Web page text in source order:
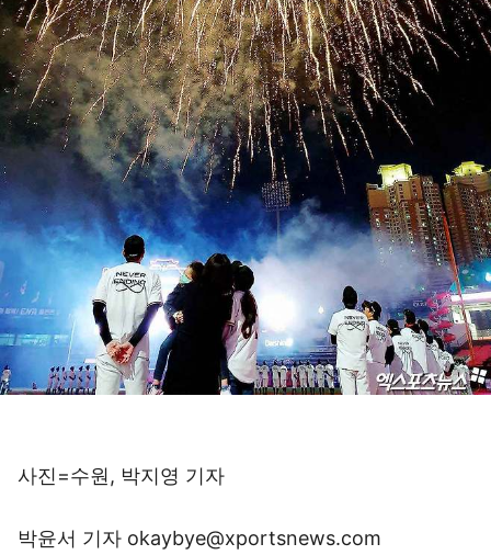
사진=수원, 박지영 기자
박윤서 기자 okaybye@xportsnews.com